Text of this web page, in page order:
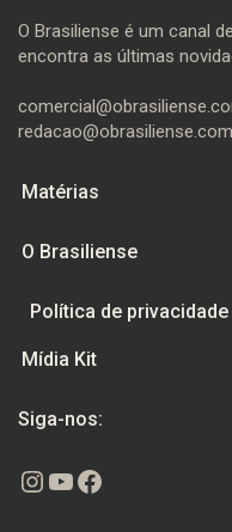
O Brasiliense é um canal
encontra as últimas
Matérias
O Brasiliense
Política de privacidade
Mídia Kit
Siga-nos:
Instagram
Youtube
Facebook